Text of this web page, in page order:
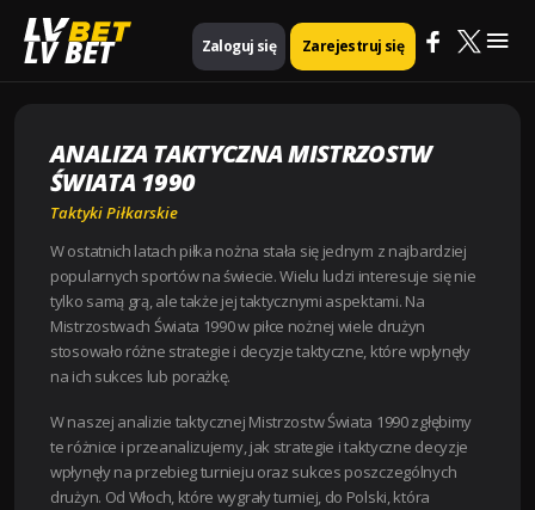
LV BET Zaloguj się Zarejestruj się
Strona główna
Taktyki piłkarskie
Analiza Taktyczna Mistrzostw Świata 1990
ANALIZA TAKTYCZNA MISTRZOSTW
ŚWIATA 1990
Taktyki Piłkarskie
W ostatnich latach piłka nożna stała się jednym z najbardziej
popularnych sportów na świecie. Wielu ludzi interesuje się nie
tylko samą grą, ale także jej taktycznymi aspektami. Na
Mistrzostwach Świata 1990 w piłce nożnej wiele drużyn
stosowało różne strategie i decyzje taktyczne, które wpłynęły
na ich sukces lub porażkę.
W naszej analizie taktycznej Mistrzostw Świata 1990 zgłębimy
te różnice i przeanalizujemy, jak strategie i taktyczne decyzje
wpłynęły na przebieg turnieju oraz sukces poszczególnych
drużyn. Od Włoch, które wygrały turniej, do Polski, która